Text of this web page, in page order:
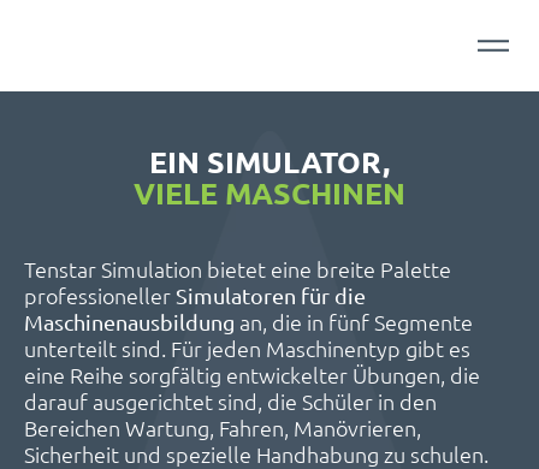
EIN SIMULATOR,
VIELE MASCHINEN
Tenstar Simulation bietet eine breite Palette
professioneller Simulatoren für die
Maschinenausbildung an, die in fünf Segmente
unterteilt sind. Für jeden Maschinentyp gibt es
eine Reihe sorgfältig entwickelter Übungen, die
darauf ausgerichtet sind, die Schüler in den
Bereichen Wartung, Fahren, Manövrieren,
Sicherheit und spezielle Handhabung zu schulen.